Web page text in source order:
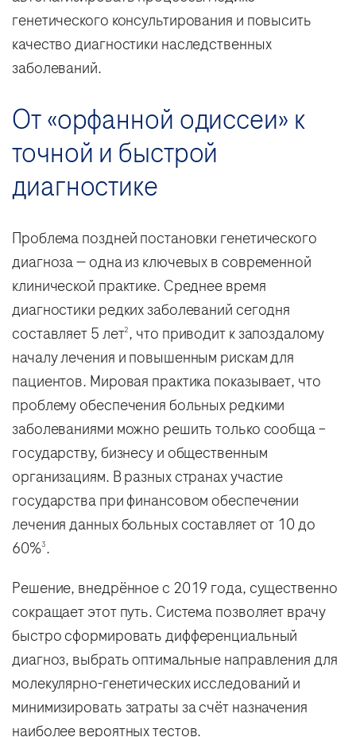
генетического консультирования и повысить
качество диагностики наследственных
заболеваний.
От «орфанной одиссеи» к
точной и быстрой
диагностике
Проблема поздней постановки генетического
диагноза — одна из ключевых в современной
клинической практике. Среднее время
диагностики редких заболеваний сегодня
составляет 5 лет2, что приводит к запоздалому
началу лечения и повышенным рискам для
пациентов. Мировая практика показывает, что
проблему обеспечения больных редкими
заболеваниями можно решить только сообща –
государству, бизнесу и общественным
организациям. В разных странах участие
государства при финансовом обеспечении
лечения данных больных составляет от 10 до
60%3.
Решение, внедрённое с 2019 года, существенно
сокращает этот путь. Система позволяет врачу
быстро сформировать дифференциальный
диагноз, выбрать оптимальные направления для
молекулярно-генетических исследований и
минимизировать затраты за счёт назначения
наиболее вероятных тестов.